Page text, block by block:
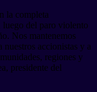
la completa
luego del paro violento
Nos mantenemos
accionistas y a
regiones y
presidente del